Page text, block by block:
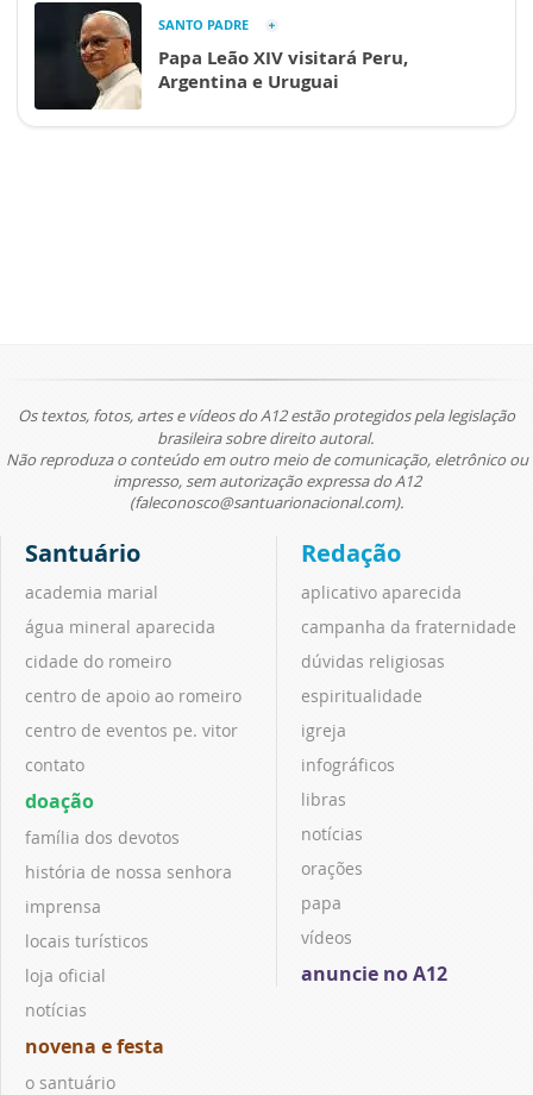
SANTO PADRE
Papa Leão XIV visitará Peru,
Argentina e Uruguai
Os textos, fotos, artes e vídeos do A12 estão protegidos pela legislação
brasileira sobre direito autoral.
Não reproduza o conteúdo em outro meio de comunicação, eletrônico ou
impresso, sem autorização expressa do A12
(faleconosco@santuarionacional.com).
Santuário
academia marial
água mineral aparecida
cidade do romeiro
centro de apoio ao romeiro
centro de eventos pe. vitor
contato
doação
família dos devotos
história de nossa senhora
imprensa
locais turísticos
loja oficial
notícias
novena e festa
o santuário
Redação
aplicativo aparecida
campanha da fraternidade
dúvidas religiosas
espiritualidade
igreja
infográficos
libras
notícias
orações
papa
vídeos
anuncie no A12